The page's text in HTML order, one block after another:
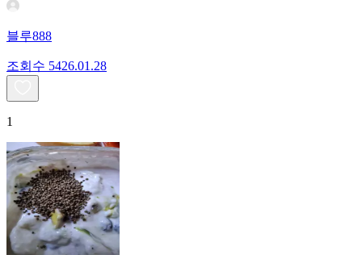
블루888
조회수 5426.01.28
1